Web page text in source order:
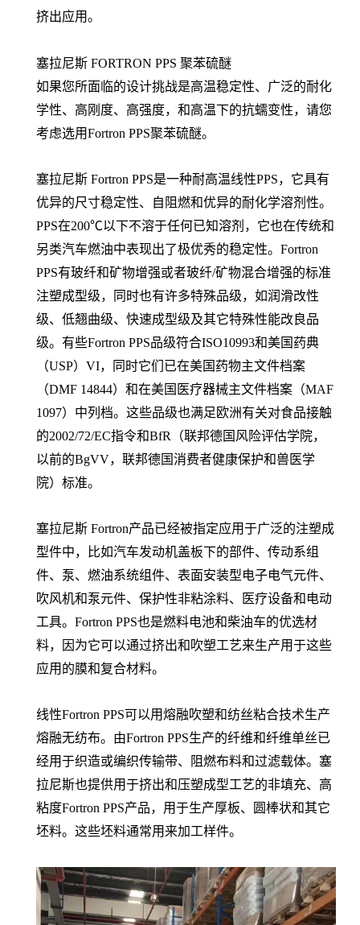
挤出应用。
塞拉尼斯 FORTRON PPS 聚苯硫醚
如果您所面临的设计挑战是高温稳定性、广泛的耐化
学性、高刚度、高强度，和高温下的抗蠕变性，请您
考虑选用Fortron PPS聚苯硫醚。
塞拉尼斯 Fortron PPS是一种耐高温线性PPS，它具有
优异的尺寸稳定性、自阻燃和优异的耐化学溶剂性。
PPS在200℃以下不溶于任何已知溶剂，它也在传统和
另类汽车燃油中表现出了极优秀的稳定性。Fortron
PPS有玻纤和矿物增强或者玻纤/矿物混合增强的标准
注塑成型级，同时也有许多特殊品级，如润滑改性
级、低翘曲级、快速成型级及其它特殊性能改良品
级。有些Fortron PPS品级符合ISO10993和美国药典
（USP）VI，同时它们已在美国药物主文件档案
（DMF 14844）和在美国医疗器械主文件档案（MAF
1097）中列档。这些品级也满足欧洲有关对食品接触
的2002/72/EC指令和BfR（联邦德国风险评估学院，
以前的BgVV，联邦德国消费者健康保护和兽医学
院）标准。
塞拉尼斯 Fortron产品已经被指定应用于广泛的注塑成
型件中，比如汽车发动机盖板下的部件、传动系组
件、泵、燃油系统组件、表面安装型电子电气元件、
吹风机和泵元件、保护性非粘涂料、医疗设备和电动
工具。Fortron PPS也是燃料电池和柴油车的优选材
料，因为它可以通过挤出和吹塑工艺来生产用于这些
应用的膜和复合材料。
线性Fortron PPS可以用熔融吹塑和纺丝粘合技术生产
熔融无纺布。由Fortron PPS生产的纤维和纤维单丝已
经用于织造或编织传输带、阻燃布料和过滤载体。塞
拉尼斯也提供用于挤出和压塑成型工艺的非填充、高
粘度Fortron PPS产品，用于生产厚板、圆棒状和其它
坯料。这些坯料通常用来加工样件。